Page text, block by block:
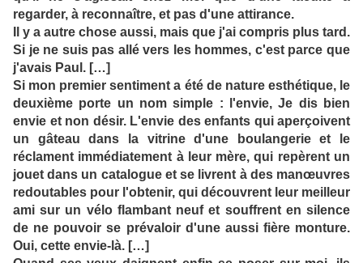
regarder, à reconnaître, et pas d'une attirance.
Il y a autre chose aussi, mais que j'ai compris plus tard.
Si je ne suis pas allé vers les hommes, c'est parce que
j'avais Paul. […]
Si mon premier sentiment a été de nature esthétique, le
deuxième porte un nom simple : l'envie, Je dis bien
envie et non désir. L'envie des enfants qui aperçoivent
un gâteau dans la vitrine d'une boulangerie et le
réclament immédiatement à leur mère, qui repèrent un
jouet dans un catalogue et se livrent à des manœuvres
redoutables pour l'obtenir, qui découvrent leur meilleur
ami sur un vélo flambant neuf et souffrent en silence
de ne pouvoir se prévaloir d'une aussi fière monture.
Oui, cette envie-là. […]